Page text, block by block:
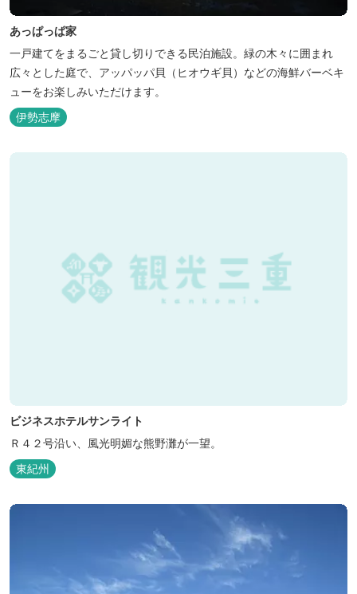
あっぱっぱ家
一戸建てをまるごと貸し切りできる民泊施設。緑の木々に囲まれ
広々とした庭で、アッパッパ貝（ヒオウギ貝）などの海鮮バーベキ
ューをお楽しみいただけます。
伊勢志摩
ビジネスホテルサンライト
Ｒ４２号沿い、風光明媚な熊野灘が一望。
東紀州